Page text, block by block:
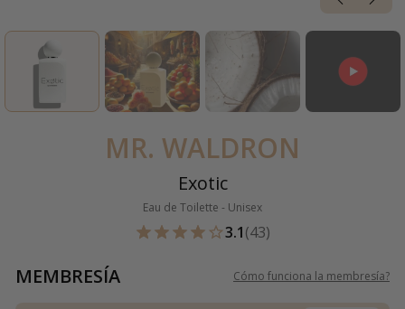
MR. WALDRON
Exotic
Eau de Toilette - Unisex
3.1(43)
MEMBRESÍA Cómo funciona la membresía?